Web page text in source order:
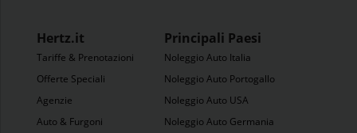
Hertz.it
Tariffe & Prenotazioni
Offerte Speciali
Agenzie
Auto & Furgoni
Principali Paesi
Noleggio Auto Italia
Noleggio Auto Portogallo
Noleggio Auto USA
Noleggio Auto Germania